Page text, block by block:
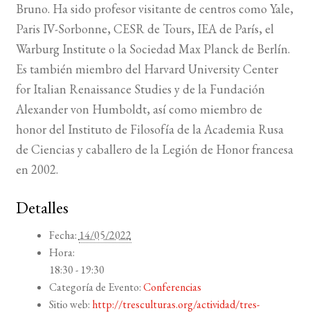
Bruno. Ha sido profesor visitante de centros como Yale,
Paris IV-Sorbonne, CESR de Tours, IEA de París, el
Warburg Institute o la Sociedad Max Planck de Berlín.
Es también miembro del Harvard University Center
for Italian Renaissance Studies y de la Fundación
Alexander von Humboldt, así como miembro de
honor del Instituto de Filosofía de la Academia Rusa
de Ciencias y caballero de la Legión de Honor francesa
en 2002.
Detalles
Fecha: 14/05/2022
Hora:
18:30 - 19:30
Categoría de Evento:Conferencias
Sitio web: http://tresculturas.org/actividad/tres-